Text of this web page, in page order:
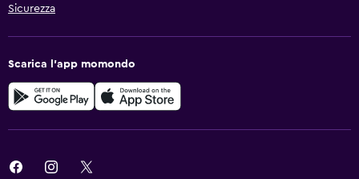
Sicurezza
Scarica l'app momondo